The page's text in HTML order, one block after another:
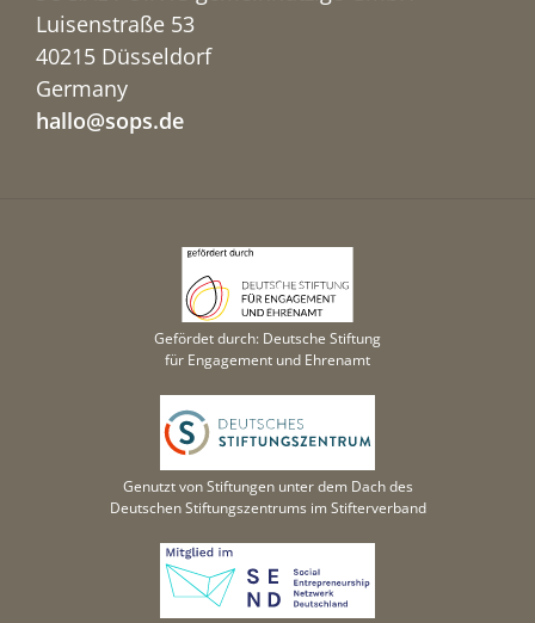
Luisenstraße 53
40215 Düsseldorf
Germany
hallo@sops.de
Gefördet durch: Deutsche Stiftung
für Engagement und Ehrenamt
Genutzt von Stiftungen unter dem Dach des
Deutschen Stiftungszentrums im Stifterverband